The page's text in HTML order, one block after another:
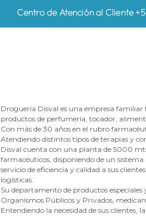
Centro de Atención al Cliente
Droguería Disval es una empresa familiar
productos de perfumería, tocador,
Con más de 30 años en el rubro
Atendiendo distintos tipos de terapias y
Disval cuenta con una planta de 5000
farmacéuticos, disponiendo de un
servicio de eficiencia y calidad a sus
logísticas.
Su departamento de productos especiales
Organismos Públicos y Privados,
Entendiendo la necesidad de sus clientes,